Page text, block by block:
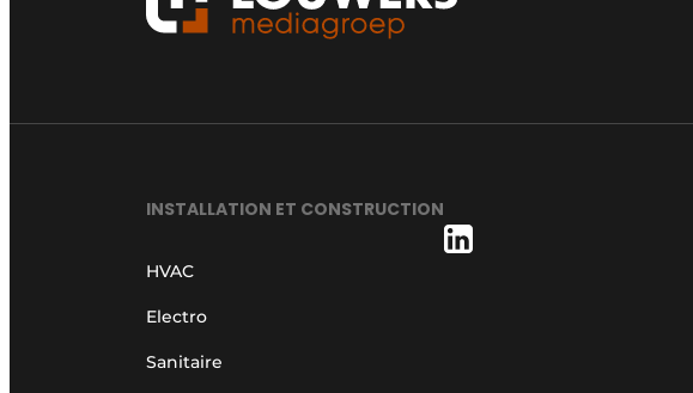
INSTALLATION ET CONSTRUCTION
HVAC
Electro
Sanitaire